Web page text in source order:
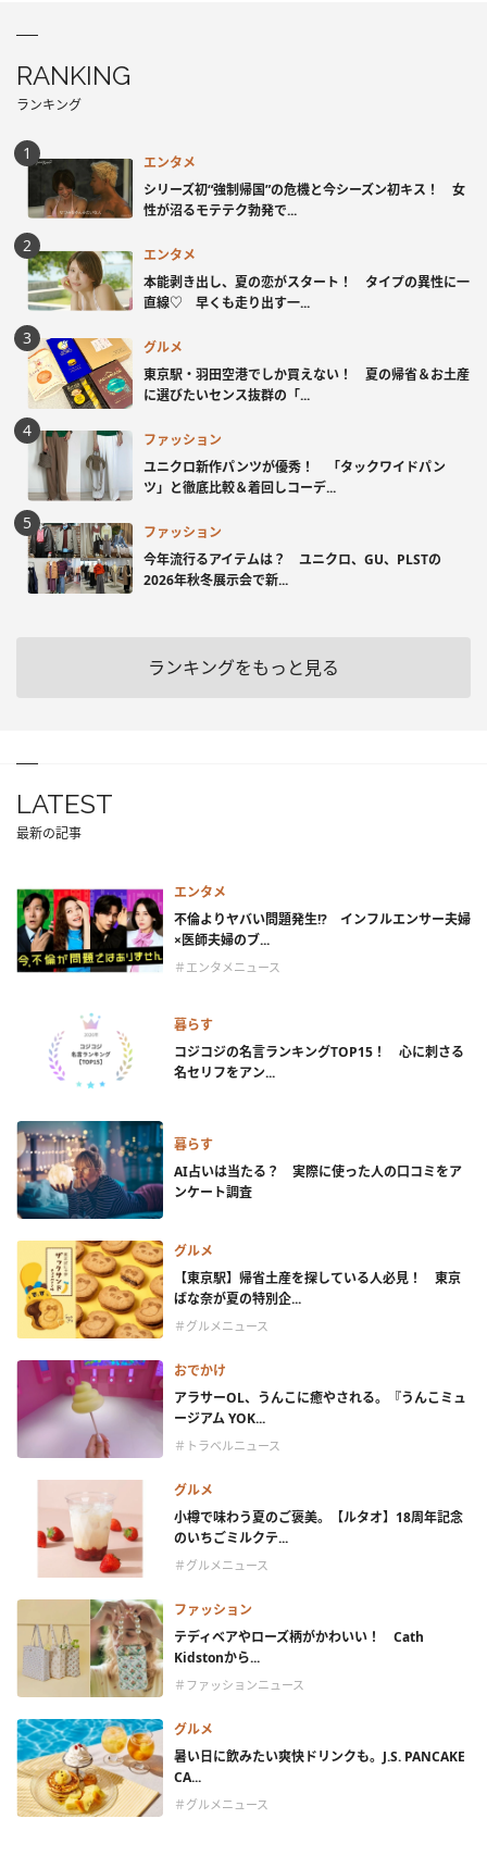
RANKING
ランキング
エンタメ
シリーズ初“強制帰国”の危機と今シーズン初キス！ 女
性が沼るモテテク勃発で...
エンタメ
本能剥き出し、夏の恋がスタート！ タイプの異性に一
直線♡ 早くも走り出す一...
グルメ
東京駅・羽田空港でしか買えない！ 夏の帰省＆お土産
に選びたいセンス抜群の「...
ファッション
ユニクロ新作パンツが優秀！ 「タックワイドパン
ツ」と徹底比較＆着回しコーデ...
ファッション
今年流行るアイテムは？ ユニクロ、GU、PLSTの
2026年秋冬展示会で新...
ランキングをもっと見る
LATEST
最新の記事
エンタメ
不倫よりヤバい問題発生!? インフルエンサー夫婦
×医師夫婦のブ...
＃エンタメニュース
暮らす
コジコジの名言ランキングTOP15！ 心に刺さる
名セリフをアン...
暮らす
AI占いは当たる？ 実際に使った人の口コミをア
ンケート調査
グルメ
【東京駅】帰省土産を探している人必見！ 東京
ばな奈が夏の特別企...
＃グルメニュース
おでかけ
アラサーOL、うんこに癒やされる。『うんこミュ
ージアム YOK...
＃トラベルニュース
グルメ
小樽で味わう夏のご褒美。【ルタオ】18周年記念
のいちごミルクテ...
＃グルメニュース
ファッション
テディベアやローズ柄がかわいい！ Cath
Kidstonから...
＃ファッションニュース
グルメ
暑い日に飲みたい爽快ドリンクも。J.S. PANCAKE
CA...
＃グルメニュース